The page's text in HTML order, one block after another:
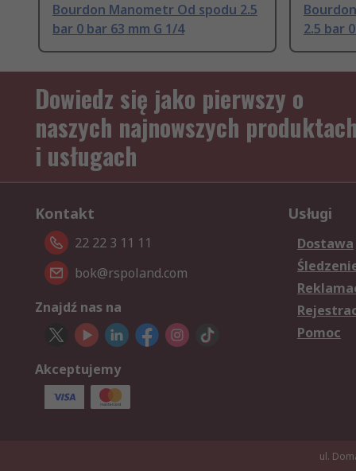
Bourdon Manometr Od spodu 2.5
bar 0 bar 63 mm G 1/4
2.5 bar
Dowiedz się jako pierwszy o
naszych najnowszych produktach
i usługach
Kontakt
22 22 3 11 11
bok@rspoland.com
Znajdź nas na
Akceptujemy
Usługi
Dostawa
Pomoc
ul.